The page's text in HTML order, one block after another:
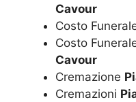
Cavour
Costo
Costo
Cavour
Cremazione
Cremazioni